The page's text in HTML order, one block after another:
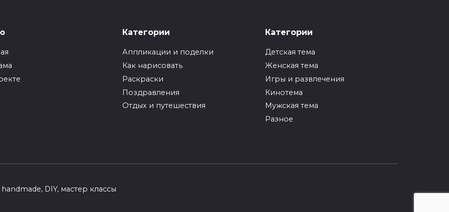
Первая сказка, которую
слышит каждый малыш – это
сказка
0 65
Категории
Аппликации и поделки
Как нарисовать
Раскраски
Поздравления
Отдых и путешествия
Категории
Детская тема
Женская тема
Игры и развлечения
Кинотема
Мужская тема
Разное
DIY, мастер классы